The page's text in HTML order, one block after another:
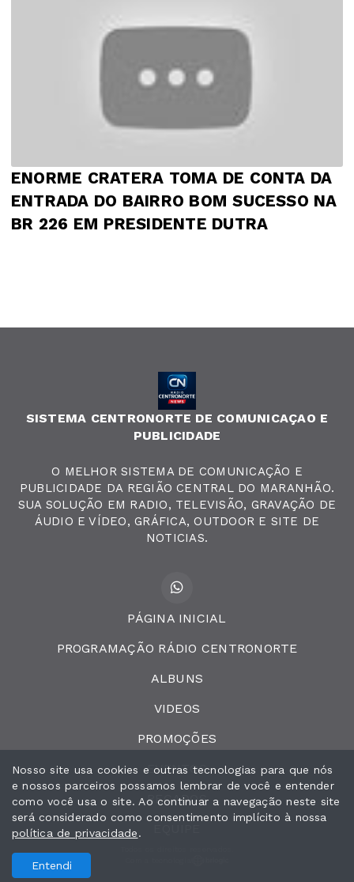
ENORME CRATERA TOMA DE CONTA DA
ENTRADA DO BAIRRO BOM SUCESSO NA
BR 226 EM PRESIDENTE DUTRA
SISTEMA CENTRONORTE DE COMUNICAÇAO E
PUBLICIDADE
O MELHOR SISTEMA DE COMUNICAÇÃO E
PUBLICIDADE DA REGIÃO CENTRAL DO MARANHÃO.
SUA SOLUÇÃO EM RADIO, TELEVISÃO, GRAVAÇÃO DE
ÁUDIO E VÍDEO, GRÁFICA, OUTDOOR E SITE DE
NOTICIAS.
PÁGINA INICIAL
PROGRAMAÇÃO RÁDIO CENTRONORTE
ALBUNS
VIDEOS
PROMOÇÕES
EVENTOS
RECADOS
Nosso site usa cookies e outras tecnologias para que nós
e nossos parceiros possamos lembrar de você e entender
como você usa o site. Ao continuar a navegação neste site
será considerado como consentimento implícito à nossa
política de privacidade.
Entendi